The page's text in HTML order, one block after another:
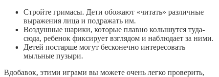
Стройте гримасы. Дети обожают «читать» различные
выражения лица и подражать им.
Воздушные шарики, которые плавно колышутся туда-
сюда, ребенок фиксирует взглядом и наблюдает за ними.
Детей постарше могут бесконечно интересовать
мыльные пузыри.
Вдобавок, этими играми вы можете очень легко проверить,